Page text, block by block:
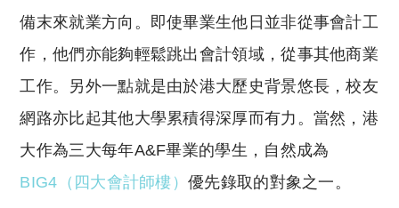
備末來就業方向。即使畢業生他日並非從事會計工
作，他們亦能夠輕鬆跳出會計領域，從事其他商業
工作。另外一點就是由於港大歷史背景悠長，校友
網路亦比起其他大學累積得深厚而有力。當然，港
大作為三大每年A&F畢業的學生，自然成為
BIG4（四大會計師樓）優先錄取的對象之一。